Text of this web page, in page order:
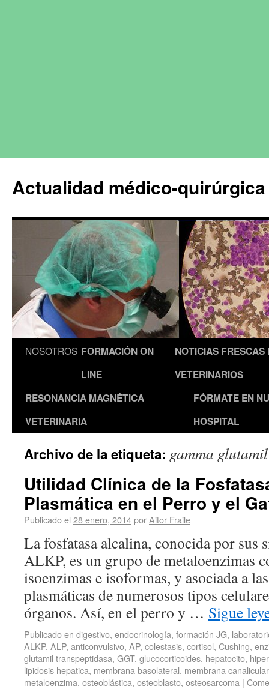
Actualidad médico-
NOSOTROS FORMACIÓN ON
LINE
NOTICIAS FRESCAS
VETERINARIOS
RESONANCIA MAGNÉTICA
VETERINARIA
FÓRMATE EN
HOSPITAL
Archivo de la etiqueta: gamma
Utilidad Clínica de la
Plasmática en el Perro y el
Publicado el 28 enero, 2014porAitor Fraile
La fosfatasa alcalina, conocida por sus
ALKP, es un grupo de metaloenzimas
isoenzimas e isoformas, y asociada a
plasmáticas de numerosos tipos
órganos. Así, en el perro y … Sigue
Publicado en digestivo, endocrinología, formación JG,
ALKP, ALP, anticonvulsivo, AP, colestasis, cortisol, Cushing,
glutamil transpeptidasa, GGT, glucocorticoides, hepatocito,
lipidosis hepatica, membrana basolateral, membrana canalicular
metaloenzima, osteoblástica, osteoblasto, osteosarcoma |